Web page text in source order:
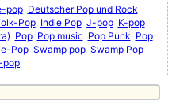
pop Deutscher Pop und Rock
Pop Indie Pop J-pop K-pop
Pop Pop music Pop Punk Pop
Pop Swamp pop Swamp Pop
pop